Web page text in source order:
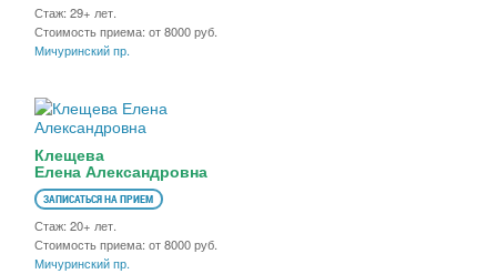
Стаж: 29+ лет.
Стоимость приема: от 8000 руб.
Мичуринский пр.
Клещева
Елена Александровна
ЗАПИСАТЬСЯ НА ПРИЕМ
Стаж: 20+ лет.
Стоимость приема: от 8000 руб.
Мичуринский пр.